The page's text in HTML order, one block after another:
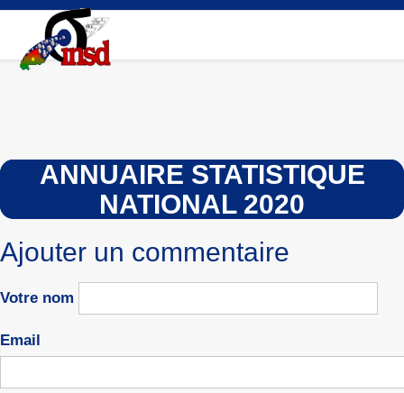
Aller
contenu
principal
ANNUAIRE STATISTIQUE
NATIONAL 2020
Ajouter un commentaire
Votre nom
Email